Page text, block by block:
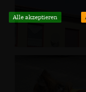
Alle akzeptieren